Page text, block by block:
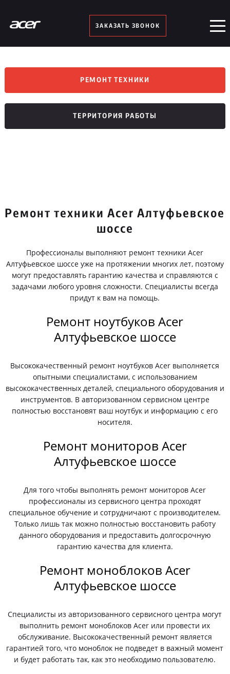
ЗАКАЗАТЬ ЗВОНОК
РЕМОНТ ТЕХНИКИ
ТЕРРИТОРИЯ РАБОТЫ
Ремонт техники Acer Алтуфьевское
шоссе
Профессионалы выполняют ремонт техники Acer
Алтуфьевское шоссе уже на протяжении многих лет, поэтому
могут предоставлять гарантию качества и справляются с
задачами любого уровня сложности. Специалисты всегда
придут к вам на помощь.
Ремонт ноутбуков Acer
Алтуфьевское шоссе
Высококачественный ремонт ноутбуков Acer выполняется
опытными специалистами, с использованием
высококачественных деталей, специального оборудования и
инструментов. В авторизованном сервисном центре
полностью восстановят ваш ноутбук и информацию с его
носителя.
Ремонт мониторов Acer
Алтуфьевское шоссе
Для того чтобы выполнять ремонт мониторов Acer
профессионалы из сервисного центра проходят
специальное обучение и сотрудничают с производителем.
Только лишь так можно полностью восстановить работу
данного оборудования и предоставить долгосрочную
гарантию качества для клиента.
Ремонт моноблоков Acer
Алтуфьевское шоссе
Специалисты из авторизованного сервисного центра могут
выполнить ремонт моноблоков Acer или провести их
обслуживание. Высококачественный ремонт является
гарантией того, что моноблок не подведет в важный момент
и будет работать так, как это необходимо пользователю.